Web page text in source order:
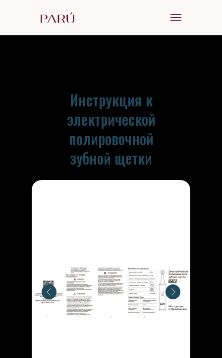
Инструкция к
электрической
полировочной
зубной щетки